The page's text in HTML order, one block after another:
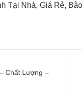
Tại Nhà, Giá Rẻ,
Chất Lượng –